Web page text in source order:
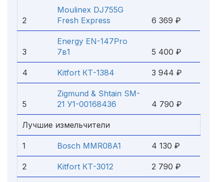
2
Moulinex DJ755G
Fresh Express
6 369 ₽
3
Energy EN-147Pro
7в1
5 400 ₽
4 Kitfort КТ-1384 3 944 ₽
5
Zigmund & Shtain SM-
21 У1-00168436
4 790 ₽
Лучшие измельчители
1 Bosch MMR08A1 4 130 ₽
2 Kitfort КТ-3012 2 790 ₽